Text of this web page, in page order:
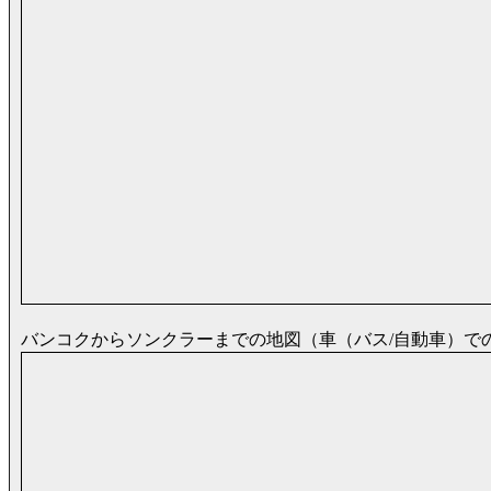
バンコクからソンクラーまでの地図（車（バス/自動車）で